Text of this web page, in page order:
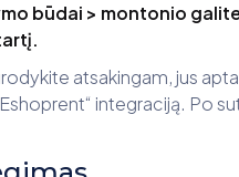
būdai > montonio
atsakingam, jus
integraciją. Po